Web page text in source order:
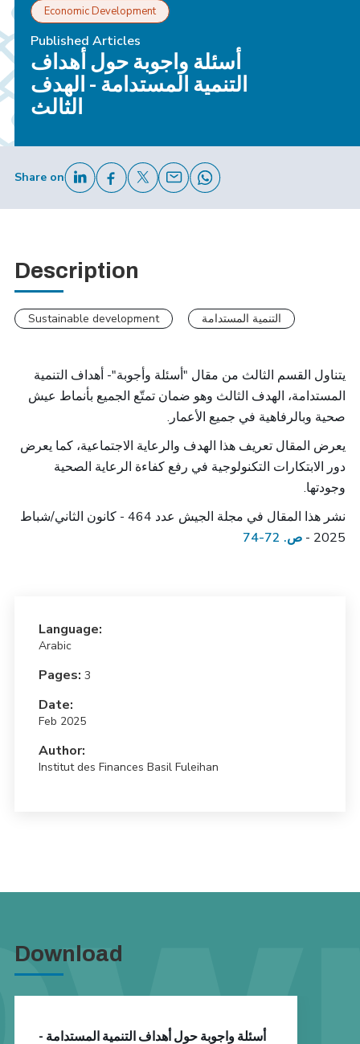
Economic Development
Published Articles
أسئلة واجوبة حول أهداف
التنمية المستدامة - الهدف
الثالث
Share on
Description
Sustainable development التنمية المستدامة
يتناول القسم الثالث من مقال "أسئلة وأجوبة"- أهداف التنمية
المستدامة، الهدف الثالث وهو ضمان تمتّع الجميع بأنماط عيش
صحية وبالرفاهية في جميع الأعمار .
يعرض المقال تعريف هذا الهدف والرعاية الاجتماعية، كما يعرض
دور الابتكارات التكنولوجية في رفع كفاءة الرعاية الصحية
وجودتها.
نشر هذا المقال في مجلة الجيش عدد 464 - كانون الثاني/شباط
2025 -
ص. 72-74
Language:
Arabic
Pages: 3
Date:
Feb 2025
Author:
Institut des Finances Basil Fuleihan
Download
أسئلة واجوبة حول أهداف التنمية المستدامة -